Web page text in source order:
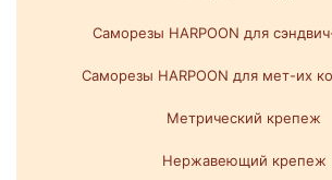
Саморезы HARPOON для
Саморезы HARPOON для мет-их
Метрический крепеж
Нержавеющий крепеж